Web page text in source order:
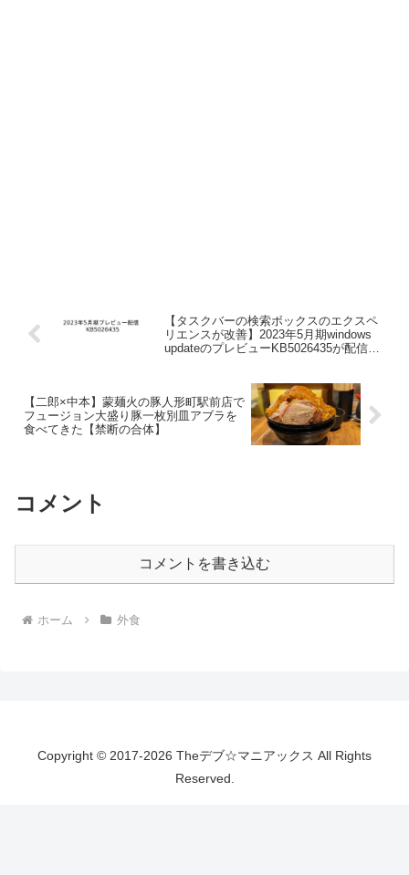
【タスクバーの検索ボックスのエクスペ
リエンスが改善】2023年5月期windows
updateのプレビューKB5026435が配信さ
【二郎×中本】蒙麺火の豚人形町駅前店で
フュージョン大盛り豚一枚別皿アブラを
食べてきた【禁断の合体】
コメント
コメントを書き込む
ホーム 外食
Copyright © 2017-2026 Theデブ☆マニアックス All Rights
Reserved.